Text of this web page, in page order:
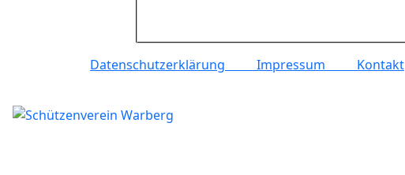
Datenschutzerklärung Impressum Kontakt